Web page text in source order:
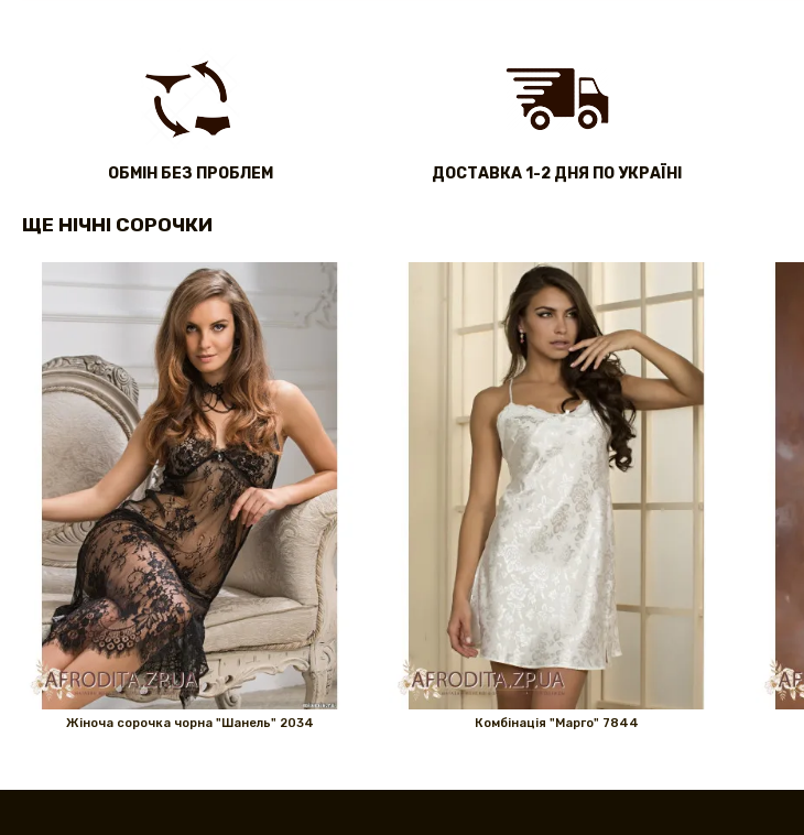
ОБМІН БЕЗ ПРОБЛЕМ ДОСТАВКА 1-2 ДНЯ ПО УКРАЇНІ
ЩЕ НІЧНІ СОРОЧКИ
Жіноча сорочка чорна "Шанель" 2034 Комбінація "Марго" 7844